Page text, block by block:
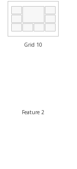
Grid 10
Feature 2